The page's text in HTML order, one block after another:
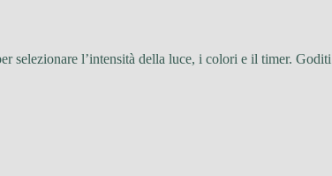
selezionare l’intensità della luce, i colori e il timer.